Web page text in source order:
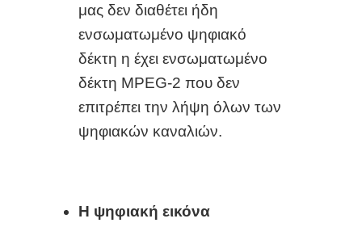
μας δεν διαθέτει ήδη
ενσωματωμένο ψηφιακό
δέκτη η έχει ενσωματωμένο
δέκτη MPEG-2 που δεν
επιτρέπει την λήψη όλων των
ψηφιακών καναλιών.
Η ψηφιακή εικόνα